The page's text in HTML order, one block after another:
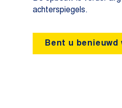
achterspiegels.
Bent u benieuwd